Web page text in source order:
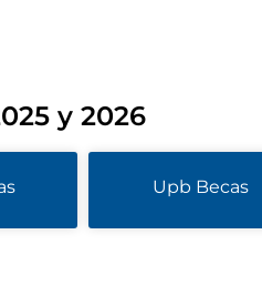
y 2026
Upb Becas